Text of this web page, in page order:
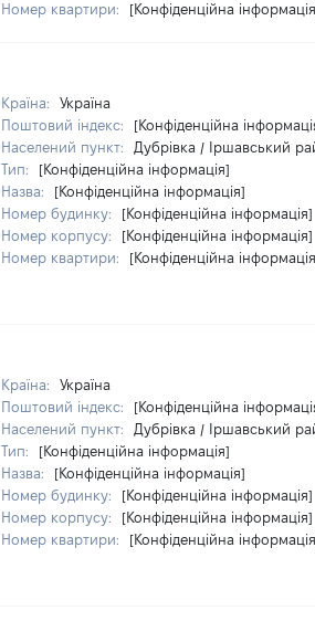
Номер квартири:
[Конфіденційна
Країна:
Україна
Поштовий індекс:
[Конфіденційна
Населений пункт:
Дубрівка / Іршавський
Тип:
[Конфіденційна інформація]
Назва:
[Конфіденційна інформація]
Номер будинку:
[Конфіденційна інформація]
Номер корпусу:
[Конфіденційна інформація]
Номер квартири:
[Конфіденційна
Країна:
Україна
Поштовий індекс:
[Конфіденційна
Населений пункт:
Дубрівка / Іршавський
Тип:
[Конфіденційна інформація]
Назва:
[Конфіденційна інформація]
Номер будинку:
[Конфіденційна інформація]
Номер корпусу:
[Конфіденційна інформація]
Номер квартири:
[Конфіденційна